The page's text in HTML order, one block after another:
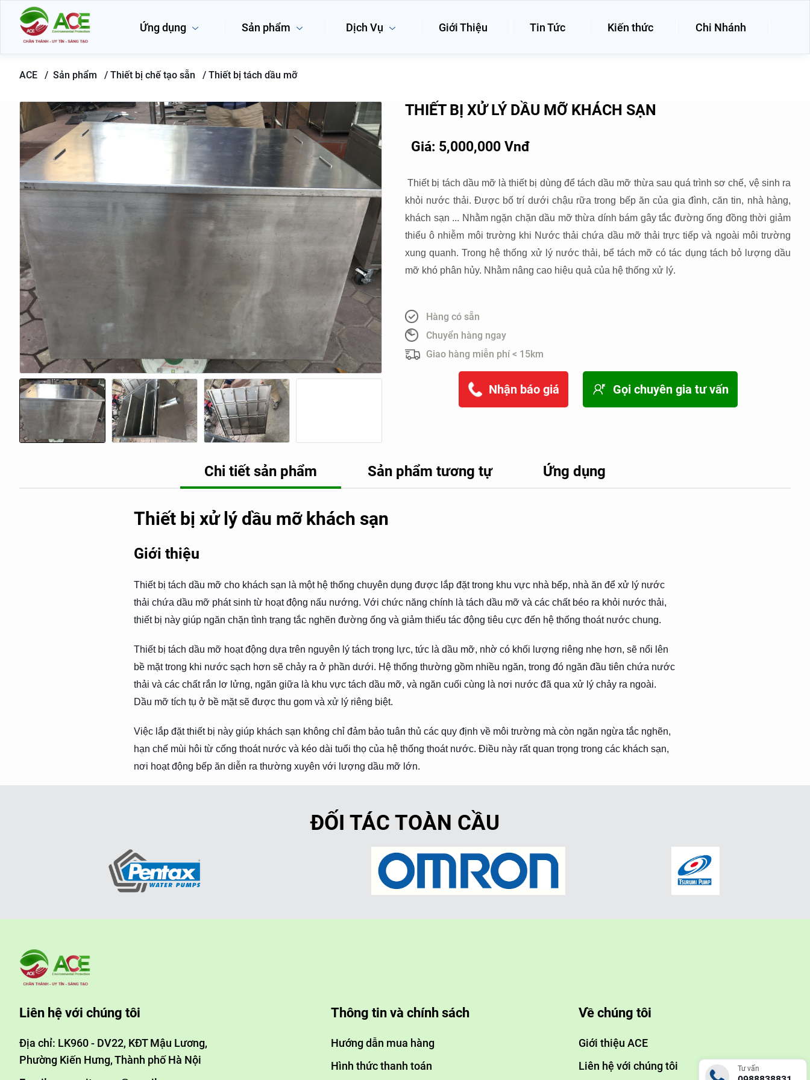
Ứng dụng Sản phẩm Dịch Vụ Giới Thiệu Tin Tức Kiến thức Chi Nhánh
ACE / Sản phẩm / Thiết bị chế tạo sẵn / Thiết bị tách dầu mỡ
THIẾT BỊ XỬ LÝ DẦU MỠ KHÁCH SẠN
Giá: 5,000,000 Vnđ
Thiết bị tách dầu mỡ là thiết bị dùng để tách dầu mỡ thừa sau quá trình sơ chế, vệ sinh ra
khỏi nước thải. Được bố trí dưới chậu rữa trong bếp ăn của gia đình, căn tin, nhà hàng,
khách sạn ... Nhằm ngặn chặn dầu mỡ thừa dính bám gây tắc đường ống đồng thời giảm
thiểu ô nhiễm môi trường khi Nước thải chứa dầu mỡ thải trực tiếp và ngoài môi trường
xung quanh. Trong hệ thống xử lý nước thải, bể tách mỡ có tác dụng tách bỏ lượng dầu
mỡ khó phân hủy. Nhằm nâng cao hiệu quả của hệ thống xử lý.
Hàng có sẵn
Chuyển hàng ngay
Giao hàng miễn phí < 15km
Nhận báo giá Gọi chuyên gia tư vấn
Chi tiết sản phẩm Sản phẩm tương tự Ứng dụng
Thiết bị xử lý dầu mỡ khách sạn
Giới thiệu
Thiết bị tách dầu mỡ cho khách sạn là một hệ thống chuyên dụng được lắp đặt trong khu vực nhà bếp, nhà ăn để xử lý nước
thải chứa dầu mỡ phát sinh từ hoạt động nấu nướng. Với chức năng chính là tách dầu mỡ và các chất béo ra khỏi nước thải,
thiết bị này giúp ngăn chặn tình trạng tắc nghẽn đường ống và giảm thiểu tác động tiêu cực đến hệ thống thoát nước chung.
Thiết bị tách dầu mỡ hoạt động dựa trên nguyên lý tách trọng lực, tức là dầu mỡ, nhờ có khối lượng riêng nhẹ hơn, sẽ nổi lên
bề mặt trong khi nước sạch hơn sẽ chảy ra ở phần dưới. Hệ thống thường gồm nhiều ngăn, trong đó ngăn đầu tiên chứa nước
thải và các chất rắn lơ lửng, ngăn giữa là khu vực tách dầu mỡ, và ngăn cuối cùng là nơi nước đã qua xử lý chảy ra ngoài.
Dầu mỡ tích tụ ở bề mặt sẽ được thu gom và xử lý riêng biệt.
Việc lắp đặt thiết bị này giúp khách sạn không chỉ đảm bảo tuân thủ các quy định về môi trường mà còn ngăn ngừa tắc nghẽn,
hạn chế mùi hôi từ cống thoát nước và kéo dài tuổi thọ của hệ thống thoát nước. Điều này rất quan trọng trong các khách sạn,
nơi hoạt động bếp ăn diễn ra thường xuyên với lượng dầu mỡ lớn.
ĐỐI TÁC TOÀN CẦU
Liên hệ với chúng tôi
Địa chỉ: LK960 - DV22, KĐT Mậu Lương,
Phường Kiến Hưng, Thành phố Hà Nội
Thông tin và chính sách
Hướng dẫn mua hàng
Hình thức thanh toán
Về chúng tôi
Giới thiệu ACE
Liên hệ với chúng tôi
Tư vấn